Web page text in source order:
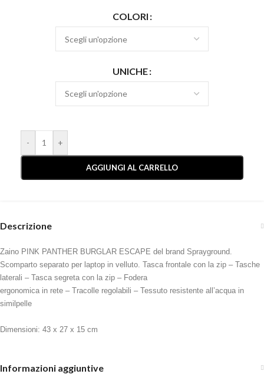
COLORI
UNICHE
- +
AGGIUNGI AL CARRELLO
Descrizione
Zaino PINK PANTHER BURGLAR ESCAPE del brand Sprayground.
Scomparto separato per laptop in velluto. Tasca frontale con la zip – Tasche
laterali – Tasca segreta con la zip – Fodera
ergonomica in rete – Tracolle regolabili – Tessuto resistente all’acqua in
similpelle
Dimensioni: 43 x 27 x 15 cm
Informazioni aggiuntive